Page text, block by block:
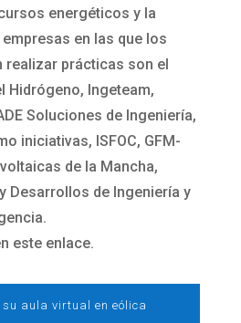
energéticos y la
en las que los
realizar prácticas son el
Hidrógeno, Ingeteam,
Soluciones de Ingeniería,
iniciativas, ISFOC, GFM-
de la Mancha,
Desarrollos de Ingeniería y
este enlace.
su aula virtual en eólica